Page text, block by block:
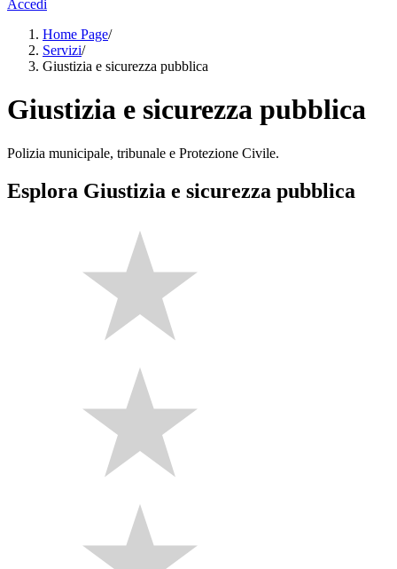
Accedi
Home Page/
Servizi/
Giustizia e sicurezza pubblica
Giustizia e sicurezza pubblica
Polizia municipale, tribunale e Protezione Civile.
Esplora Giustizia e sicurezza pubblica